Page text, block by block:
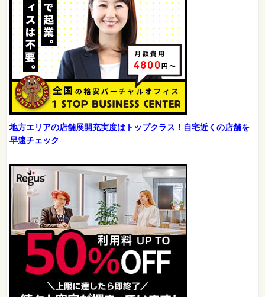
地方エリアの店舗展開充実度はトップクラス！自宅近くの店舗を
早速チェック